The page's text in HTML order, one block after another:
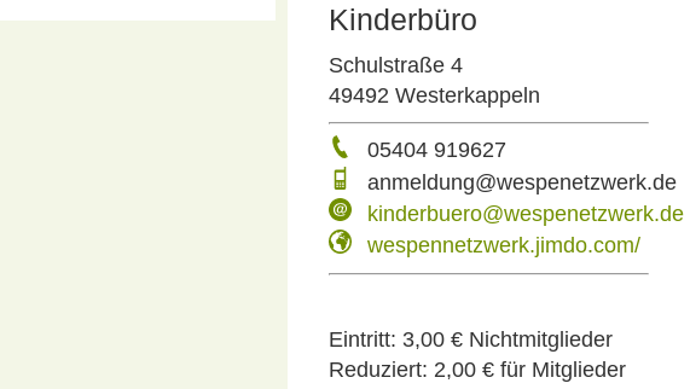
Kinderbüro
Schulstraße 4
49492 Westerkappeln
05404 919627
anmeldung@wespenetzwerk.de
kinderbuero@wespenetzwerk.de
wespennetzwerk.jimdo.com/
Eintritt: 3,00 € Nichtmitglieder
Reduziert: 2,00 € für Mitglieder